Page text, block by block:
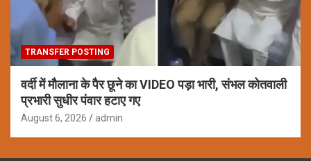
TRANSFER POSTING
वर्दी में मौलाना के पैर छूने का VIDEO पड़ा भारी, संभल कोतवाली
प्रभारी सुधीर पंवार हटाए गए
August 6, 2026 admin